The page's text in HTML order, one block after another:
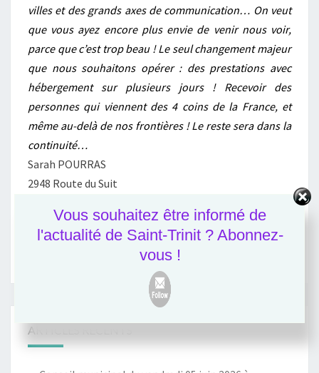
villes et des grands axes de communication… On veut
que vous ayez encore plus envie de venir nous voir,
parce que c’est trop beau ! Le seul changement majeur
que nous souhaitons opérer : des prestations avec
hébergement sur plusieurs jours ! Recevoir des
personnes qui viennent des 4 coins de la France, et
même au-delà de nos frontières ! Le reste sera dans la
continuité…
Sarah POURRAS
2948 Route du Suit
https://www.blog-hdr.com/
ARTICLES RÉCENTS
Vous souhaitez être informé de
l'actualité de Saint-Trinit ? Abonnez-
vous !